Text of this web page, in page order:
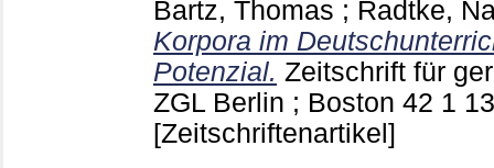
Bartz, Thomas ; Radtke,
Korpora im
Potenzial. Zeitschrift für
ZGL Berlin ; Boston 42 1
[Zeitschriftenartikel]